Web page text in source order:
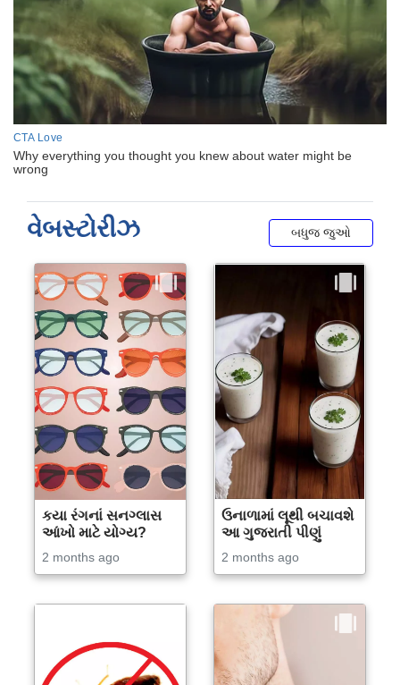
વેબસ્ટોરીઝ બધુજ જુઓ
કયા રંગનાં સનગ્લાસ
આંખો માટે યોગ્ય?
2 months ago
ઉનાળામાં લૂથી બચાવશે
આ ગુજરાતી પીણું
2 months ago